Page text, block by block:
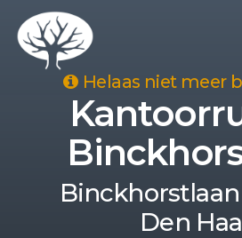
Skip
Helaas niet meer
Binckhorstlaan
Den